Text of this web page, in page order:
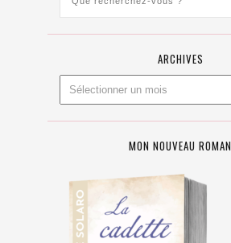
ARCHIVES
MON NOUVEAU ROMAN